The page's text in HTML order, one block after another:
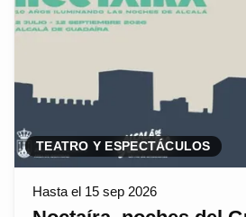
TEATRO Y ESPECTÁCULOS
Hasta el 15 sep 2026